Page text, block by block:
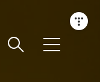
메